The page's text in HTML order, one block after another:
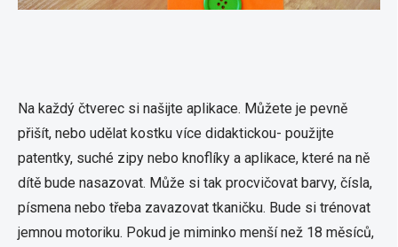
Na každý čtverec si našijte aplikace. Můžete je pevně
přišít, nebo udělat kostku více didaktickou- použijte
patentky, suché zipy nebo knoflíky a aplikace, které na ně
dítě bude nasazovat. Může si tak procvičovat barvy, čísla,
písmena nebo třeba zavazovat tkaničku. Bude si trénovat
jemnou motoriku. Pokud je miminko menší než 18 měsíců,